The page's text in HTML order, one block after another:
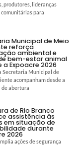
produtores, lideranças
para
Municipal de Meio
reforça
ambiental e
bem-estar animal
a Expoacre 2026
Secretaria Municipal de
acompanham desde a
de abertura
de Rio Branco
assistência às
em situação de
durante
2026
ações de segurança